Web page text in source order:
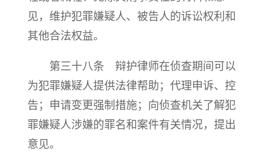
见，维护犯罪嫌疑人、被告人的诉讼权利和
其他合法权益。
第三十八条 辩护律师在侦查期间可以
为犯罪嫌疑人提供法律帮助；代理申诉、控
告；申请变更强制措施；向侦查机关了解犯
罪嫌疑人涉嫌的罪名和案件有关情况，提出
意见。